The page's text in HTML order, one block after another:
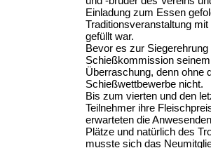
Einladung zum Essen
Traditionsveranstaltung
gefüllt war.
Bevor es zur
Schießkommission
Überraschung, denn ohne
Schießwettbewerbe nicht.
Bis zum vierten und den
Teilnehmer ihre
erwarteten die
Plätze und natürlich des
musste sich das